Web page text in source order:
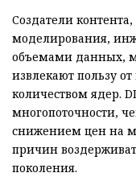
Создатели
моделирования,
объемами данных,
извлекают пользу
количеством ядер.
многопоточности,
снижением цен на
причин
поколения.